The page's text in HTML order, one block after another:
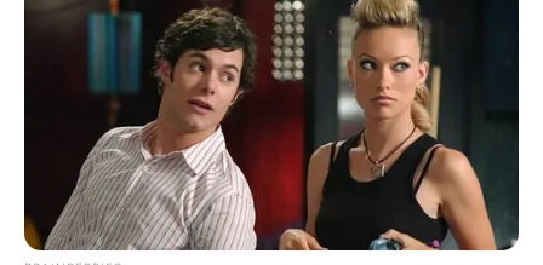
Tenemos todas las noticias que le
interesan. Para estar bien informado, por
favor, active las notificaciones de Alerta.
ACTIVAR AHORA